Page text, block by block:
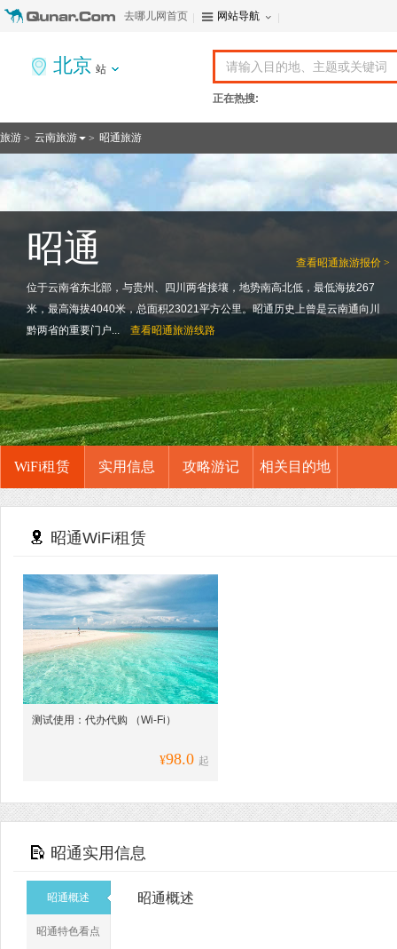
去哪儿网首页 网站导航
北京 站
正在热搜:
旅游 > 云南旅游 > 昭通旅游
查看昭通旅游报价 >
昭通
位于云南省东北部，与贵州、四川两省接壤，地势南高北低，最低海拔267
米，最高海拔4040米，总面积23021平方公里。昭通历史上曾是云南通向川
黔两省的重要门户...
查看昭通旅游线路
WiFi租赁 实用信息 攻略游记 相关目的地
昭通WiFi租赁
测试使用：代办代购 （Wi-Fi）
¥98.0 起
昭通实用信息
昭通概述
昭通特色看点
昭通概述